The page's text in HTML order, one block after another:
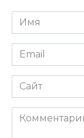
Имя
Email
Сайт
Комментарий